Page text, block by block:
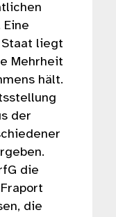
Eine
Staat liegt
Mehrheit
hält.
der
die
die